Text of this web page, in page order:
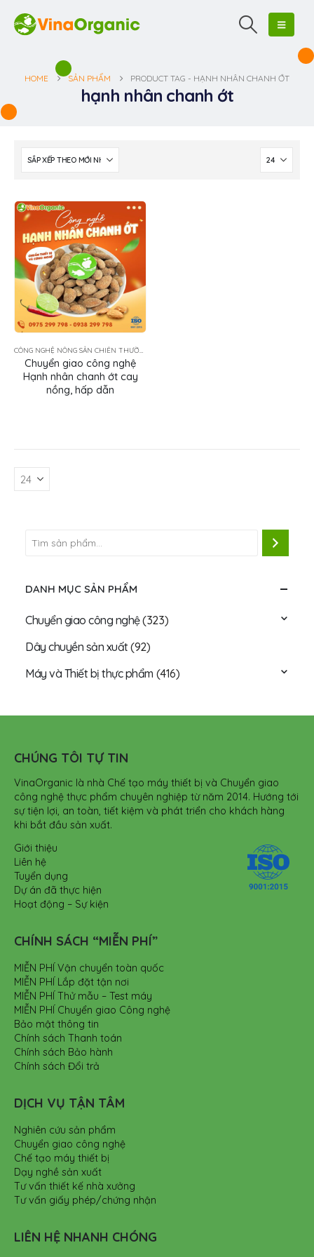
HOME SẢN PHẨM PRODUCT TAG - HẠNH NHÂN CHANH ỚT
hạnh nhân chanh ớt
CÔNG NGHỆ NÔNG SẢN CHIÊN THƯỜNG TẨM GIA VỊ
Chuyển giao công nghệ
Hạnh nhân chanh ớt cay
nồng, hấp dẫn
DANH MỤC SẢN PHẨM
Chuyển giao công nghệ(323)
Dây chuyền sản xuất(92)
Máy và Thiết bị thực phẩm (416)
CHÚNG TÔI TỰ TIN
VinaOrganic là nhà Chế tạo máy thiết bị và Chuyển giao
công nghệ thực phẩm chuyên nghiệp từ năm 2014. Hướng tới
sự tiện lợi, an toàn, tiết kiệm và phát triển cho khách hàng
khi bắt đầu sản xuất.
Giới thiệu
Liên hệ
Tuyển dụng
Dự án đã thực hiện
Hoạt động – Sự kiện
CHÍNH SÁCH “MIỄN PHÍ”
MIỄN PHÍ Vận chuyển toàn quốc
MIỄN PHÍ Lắp đặt tận nơi
MIỄN PHÍ Thử mẫu – Test máy
MIỄN PHÍ Chuyển giao Công nghệ
Bảo mật thông tin
Chính sách Thanh toán
Chính sách Bảo hành
Chính sách Đổi trả
DỊCH VỤ TẬN TÂM
Nghiên cứu sản phẩm
Chuyển giao công nghệ
Chế tạo máy thiết bị
Dạy nghề sản xuất
Tư vấn thiết kế nhà xưởng
Tư vấn giấy phép/chứng nhận
LIÊN HỆ NHANH CHÓNG